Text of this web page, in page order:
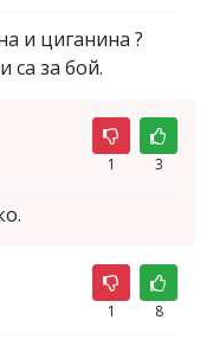
и циганина ?
са за бой.
1 3
1 8